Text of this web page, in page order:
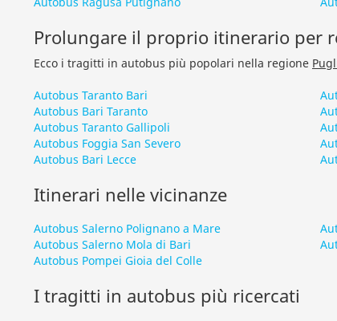
Prolungare il proprio itinerario per
Ecco i tragitti in autobus più popolari nella regione
Autobus Taranto Bari
Autobus Bari Taranto
Autobus Taranto Gallipoli
Autobus Foggia San Severo
Autobus Bari Lecce
Itinerari nelle vicinanze
Autobus Salerno Polignano a Mare
Autobus Salerno Mola di Bari
Autobus Pompei Gioia del Colle
I tragitti in autobus più ricercati